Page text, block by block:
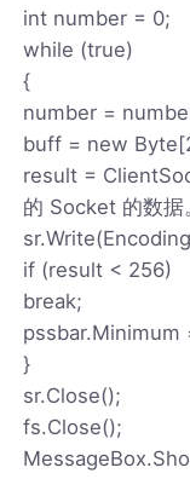
int number = 0;
while (true)
{
number =
buff = new
result =
的 Socket 的数据
if (result < 256)
break;
pssbar.Minimum
}
sr.Close();
fs.Close();